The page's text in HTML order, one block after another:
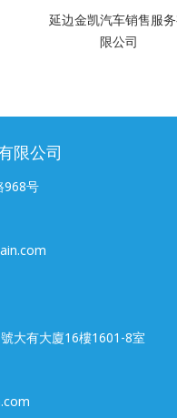
延边金凯汽车销售服
限公司
限公司
968号
大有大廈16樓1601-8室